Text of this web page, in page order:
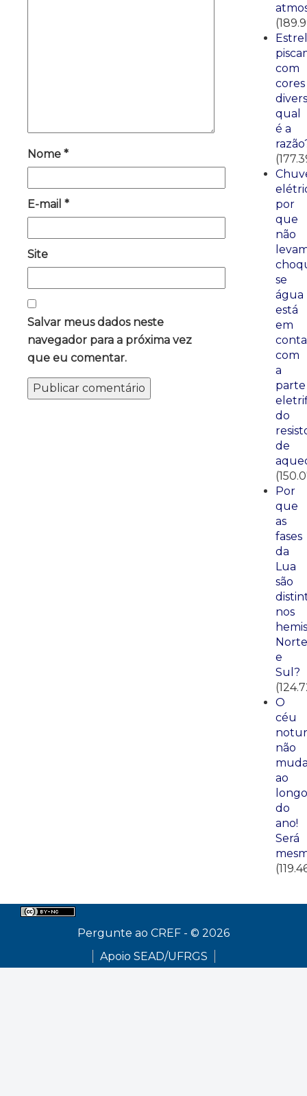
Nome *
E-mail *
Site
Salvar meus dados neste
navegador para a próxima vez
que eu comentar.
com
cores
qual
é a
por
que
não
se
água
está
em
com
a
parte
do
de
Por
que
as
fases
da
Lua
são
nos
Norte
e
Sul?
O
céu
não
ao
longo
do
ano!
Será
Pergunte ao CREF - © 2026
Apoio SEAD/UFRGS